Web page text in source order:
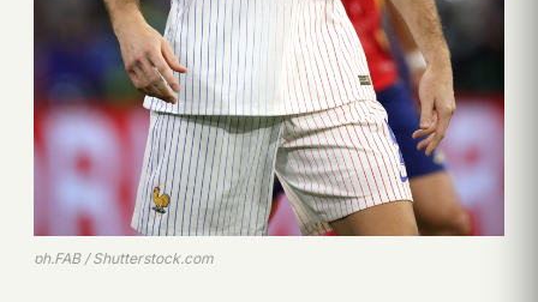
ph.FAB / Shutterstock.com